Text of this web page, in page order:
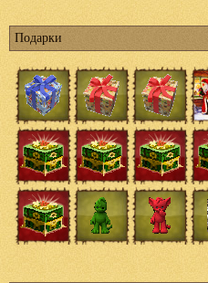
Подарки